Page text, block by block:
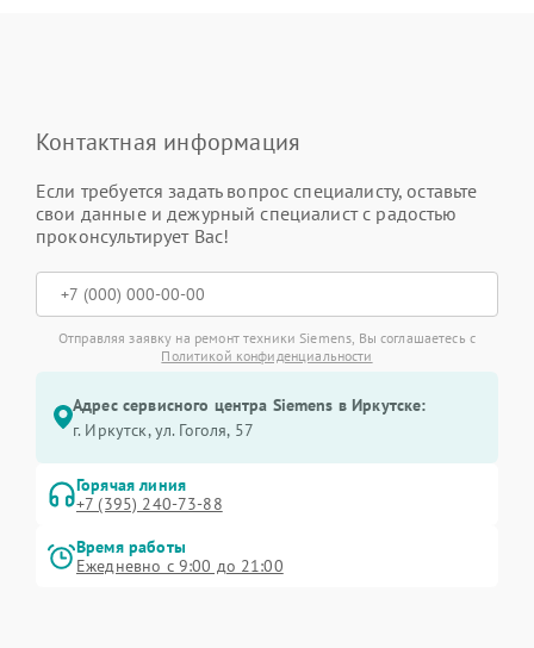
Контактная информация
Если требуется задать вопрос специалисту, оставьте
свои данные и дежурный специалист с радостью
проконсультирует Вас!
Отправляя заявку на ремонт техники Siemens, Вы соглашаетесь с
Политикой конфиденциальности
Адрес сервисного центра Siemens в Иркутске:
г. Иркутск, ул. ​Гоголя, 57
Горячая линия
+7 (395) 240-73-88
Время работы
Ежедневно с 9:00 до 21:00